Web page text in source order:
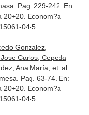
Pag. 229-242. En:
20+20. Econom?a
04-5
Gonzalez,
Carlos, Cepeda
Ana María, et. al.:
Pag. 63-74. En:
20+20. Econom?a
04-5